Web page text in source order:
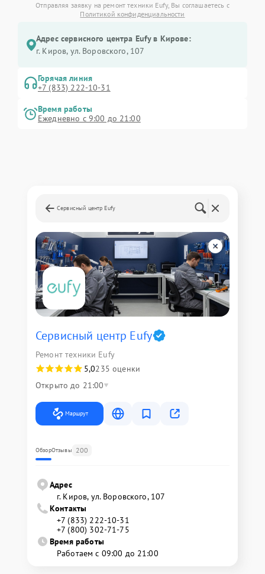
Отправляя заявку на ремонт техники Eufy, Вы соглашаетесь с
Политикой конфиденциальности
Адрес сервисного центра Eufy в Кирове:
г. Киров, ул. Воровского, 107
Горячая линия
+7 (833) 222-10-31
Время работы
Ежедневно с 9:00 до 21:00
Сервисный центр Eufy
Сервисный центр Eufy
Ремонт техники Eufy
5,0235 оценки
Открыто до 21:00
Маршрут
ОбзорОтзывы 200
Адрес
г. Киров, ул. Воровского, 107
Контакты
+7 (833) 222-10-31
+7 (800) 302-71-75
Время работы
Работаем с 09:00 до 21:00